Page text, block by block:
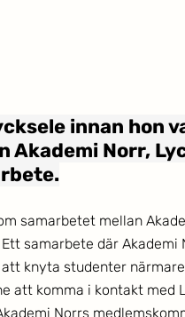
innan hon
Norr,
samarbetet mellan
samarbete där Akademi
knyta studenter
att komma i kontakt med
Norrs